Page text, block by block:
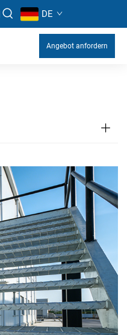
DE
Angebot anfordern